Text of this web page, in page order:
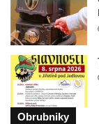
Pamětní
na radnici v
Pamětní
Českých
Pamětní
biskupské
Obrubniky